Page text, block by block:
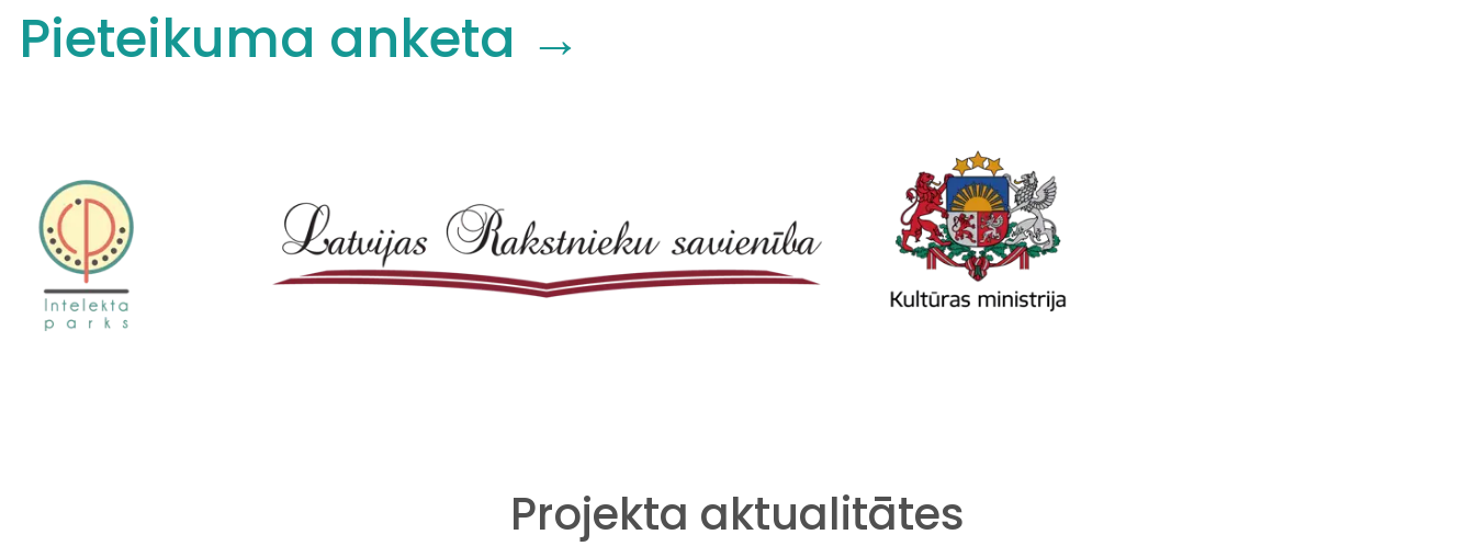
Pieteikuma anketa →
Projekta aktualitātes